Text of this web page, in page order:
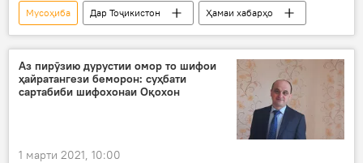
Мусоҳиба Дар Тоҷикистон Ҳамаи хабарҳо
Аз пирӯзию дурустии омор то шифои
ҳайратангези беморон: суҳбати
сартабиби шифохонаи Оқохон
1 марти 2021, 10:00